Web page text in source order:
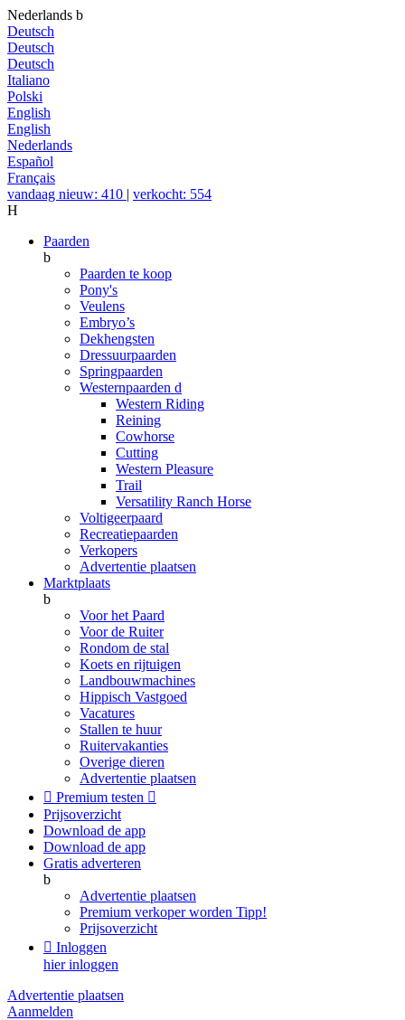
Nederlands b
Deutsch
Deutsch
Deutsch
Italiano
Polski
English
English
Nederlands
Español
Français
vandaag nieuw: 410 | verkocht: 554
H
Paarden
b
Paarden te koop
Pony's
Veulens
Embryo’s
Dekhengsten
Dressuurpaarden
Springpaarden
Westernpaarden d
Western Riding
Reining
Cowhorse
Cutting
Western Pleasure
Trail
Versatility Ranch Horse
Voltigeerpaard
Recreatiepaarden
Verkopers
Advertentie plaatsen
Marktplaats
b
Voor het Paard
Voor de Ruiter
Rondom de stal
Koets en rijtuigen
Landbouwmachines
Hippisch Vastgoed
Vacatures
Stallen te huur
Ruitervakanties
Overige dieren
Advertentie plaatsen
 Premium testen 
Prijsoverzicht
Download de app
Download de app
Gratis adverteren
b
Advertentie plaatsen
Premium verkoper worden Tipp!
Prijsoverzicht
 Inloggen
hier inloggen
Advertentie plaatsen
Aanmelden